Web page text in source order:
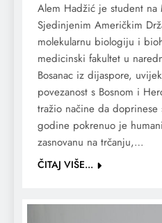
Alem Hadžić je student
Sjedinjenim Američkim
molekularnu biologiju i
medicinski fakultet u
Bosanac iz dijaspore,
povezanost s Bosnom i
tražio načine da
godine pokrenuo je
zasnovanu na trčanju,…
ČITAJ VIŠE...